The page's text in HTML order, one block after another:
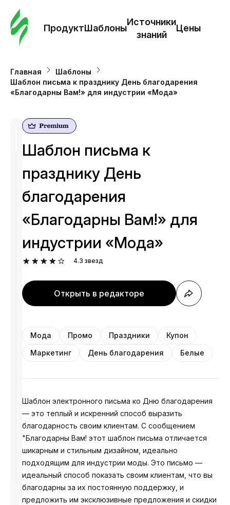
ПродуктШаблоны
Источники
знаний
Цены
Главная
Шаблоны
Шаблон письма к празднику День благодарения
«Благодарны Вам!» для индустрии «Мода»
Шаблон письма к
празднику День
благодарения
«Благодарны Вам!» для
индустрии «Мода»
4.3 звезд
Открыть в редакторе
Мода Промо Праздники
Купон
Маркетинг
День благодарения Белые
Шаблон электронного письма ко Дню благодарения
— это теплый и искренний способ выразить
благодарность своим клиентам. С сообщением
"Благодарны Вам! этот шаблон письма отличается
шикарным и стильным дизайном, идеально
подходящим для индустрии моды. Это письмо —
идеальный способ показать своим клиентам, что вы
благодарны за их постоянную поддержку, и
предложить им эксклюзивные предложения и скидки